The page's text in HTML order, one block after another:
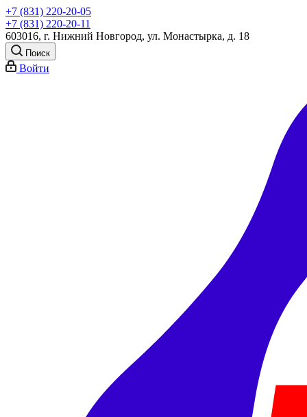
+7 (831) 220-20-05
+7 (831) 220-20-11
603016, г. Нижний Новгород, ул. Монастырка, д. 18
Поиск
Войти